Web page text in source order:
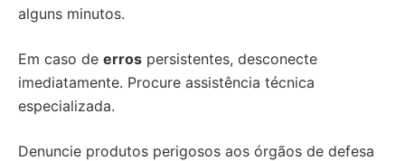
alguns minutos.
Em caso de erros persistentes, desconecte
imediatamente. Procure assistência técnica
especializada.
Denuncie produtos perigosos aos órgãos de defesa